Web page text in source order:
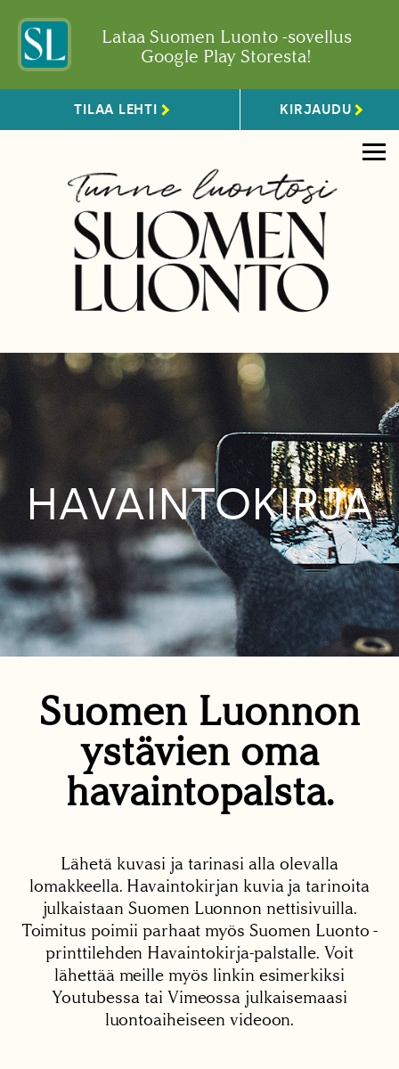
Lataa Suomen Luonto -sovellus
Google Play Storesta!
TILAA LEHTI KIRJAUDU
HAVAINTOKIRJA
Suomen Luonnon
ystävien oma
havaintopalsta.
Lähetä kuvasi ja tarinasi alla olevalla
lomakkeella. Havaintokirjan kuvia ja tarinoita
julkaistaan Suomen Luonnon nettisivuilla.
Toimitus poimii parhaat myös Suomen Luonto -
printtilehden Havaintokirja-palstalle. Voit
lähettää meille myös linkin esimerkiksi
Youtubessa tai Vimeossa julkaisemaasi
luontoaiheiseen videoon.